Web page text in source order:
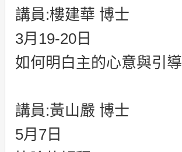
講員:樓建華 博士
3月19-20日
如何明白主的心意與引導
講員:黃山嚴 博士
5月7日